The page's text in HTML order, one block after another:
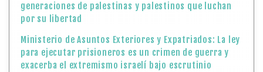
generaciones de palestinas y palestinos que luchan
por su libertad
Ministerio de Asuntos Exteriores y Expatriados: La ley
para ejecutar prisioneros es un crimen de guerra y
exacerba el extremismo israelí bajo escrutinio